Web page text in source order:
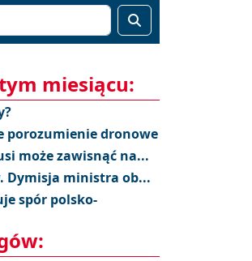
miesiącu:
porozumienie dronowe
może zawisnąć na...
Dymisja ministra ob...
spór polsko-